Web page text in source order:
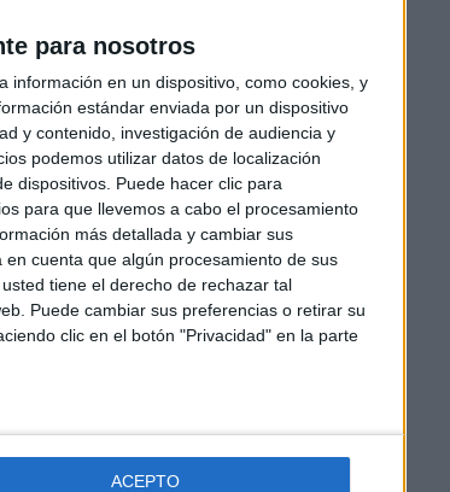
para nosotros
información en un dispositivo, como cookies, y
estándar enviada por un dispositivo
y contenido, investigación de audiencia y
podemos utilizar datos de localización
dispositivos. Puede hacer clic para
para que llevemos a cabo el procesamiento
más detallada y cambiar sus
en cuenta que algún procesamiento de sus
tiene el derecho de rechazar tal
Puede cambiar sus preferencias o retirar su
clic en el botón "Privacidad" en la parte
ACEPTO
Atención